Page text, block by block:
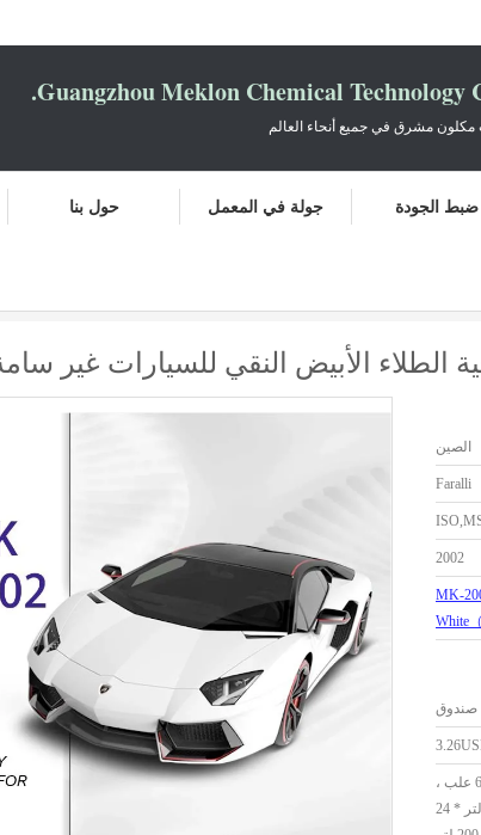
Guangzhou Meklon Chemical Technology
مكلون مشرق في جميع أنحاء العالم
حول بنا جولة في المعمل ضبط الجودة
الطلاء الأبيض النقي للسيارات غير
الصين
Faralli
2002
MK-
White
1 لتر * 12 علبة ، 4 لتر * 6 علب ،
4 لتر * 4 علب ، 0.5 لتر * 24